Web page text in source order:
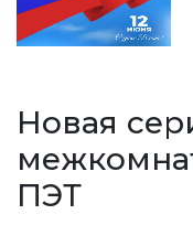
Новая
ПЭТ